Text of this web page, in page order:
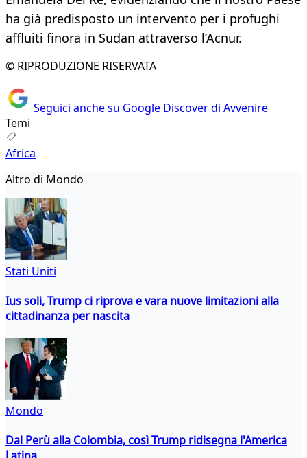
ha già predisposto un intervento per i profughi
affluiti finora in Sudan attraverso l’Acnur.
© RIPRODUZIONE RISERVATA
Seguici anche su Google Discover di Avvenire
Temi
Africa
Altro di Mondo
Stati Uniti
Ius soli, Trump ci riprova e vara nuove limitazioni alla
cittadinanza per nascita
Mondo
Dal Perù alla Colombia, così Trump ridisegna l'America